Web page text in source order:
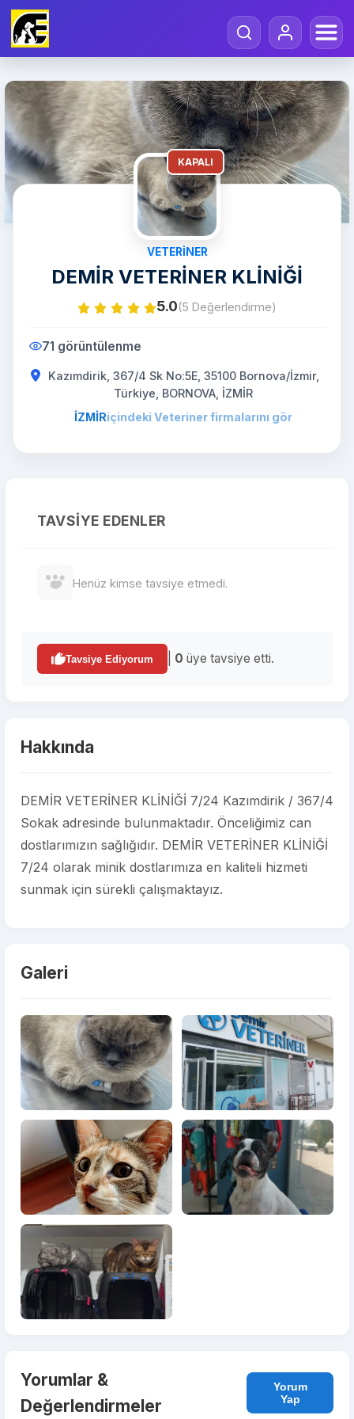
KAPALI
VETERINER
DEMİR VETERİNER KLİNİĞİ
5.0(5 Değerlendirme)
71 görüntülenme
Kazımdirik, 367/4 Sk No:5E, 35100 Bornova/İzmir,
Türkiye, BORNOVA, İZMİR
İZMİRiçindeki Veteriner firmalarını gör
TAVSIYE EDENLER
Henüz kimse tavsiye etmedi.
Tavsiye Ediyorum 0 üye tavsiye etti.
Hakkında
DEMİR VETERİNER KLİNİĞİ 7/24 Kazımdirik / 367/4
Sokak adresinde bulunmaktadır. Önceliğimiz can
dostlarımızın sağlığıdır. DEMİR VETERİNER KLİNİĞİ
7/24 olarak minik dostlarımıza en kaliteli hizmeti
sunmak için sürekli çalışmaktayız.
Galeri
Yorumlar &
Değerlendirmeler
Yorum
Yap